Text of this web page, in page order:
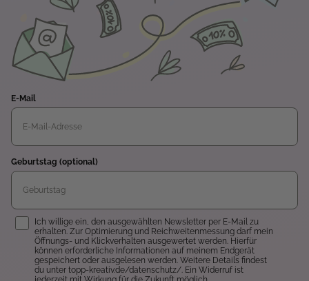
E-Mail
Geburtstag (optional)
Einwilligung
Ich willige ein, den ausgewählten Newsletter per E-Mail zu
erhalten. Zur Optimierung und Reichweitenmessung darf mein
Öffnungs- und Klickverhalten ausgewertet werden. Hierfür
können erforderliche Informationen auf meinem Endgerät
gespeichert oder ausgelesen werden. Weitere Details findest
du unter topp-kreativ.de/datenschutz/. Ein Widerruf ist